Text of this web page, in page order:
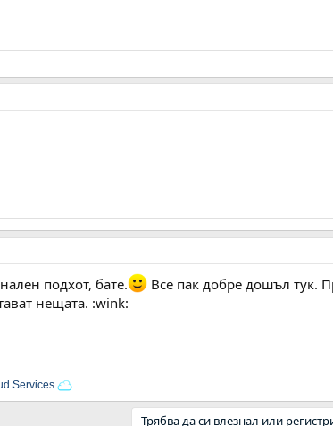
подхот, бате.
Все пак добре дошъл тук.
нещата. :wink:
Services
Трябва да си влезнал или